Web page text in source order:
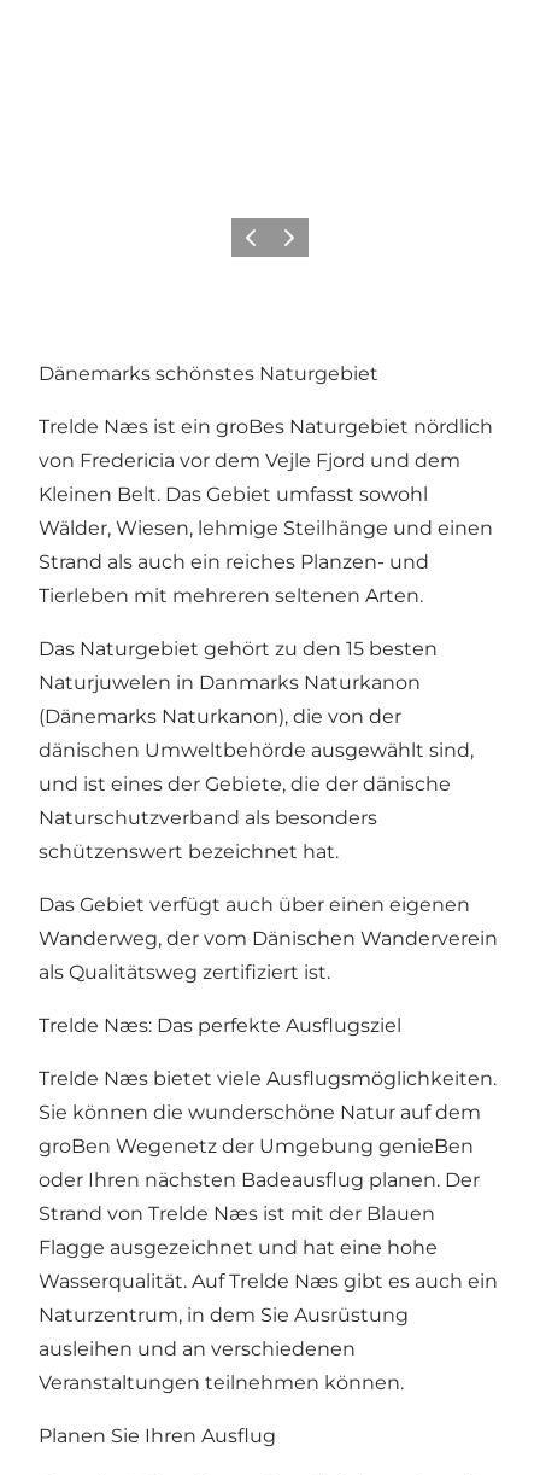
Vorherige Folie
Nächste Folie
Dänemarks schönstes Naturgebiet
Trelde Næs ist ein groBes Naturgebiet nördlich
von Fredericia vor dem Vejle Fjord und dem
Kleinen Belt. Das Gebiet umfasst sowohl
Wälder, Wiesen, lehmige Steilhänge und einen
Strand als auch ein reiches Planzen- und
Tierleben mit mehreren seltenen Arten.
Das Naturgebiet gehört zu den 15 besten
Naturjuwelen in Danmarks Naturkanon
(Dänemarks Naturkanon), die von der
dänischen Umweltbehörde ausgewählt sind,
und ist eines der Gebiete, die der dänische
Naturschutzverband als besonders
schützenswert bezeichnet hat.
Das Gebiet verfügt auch über einen eigenen
Wanderweg, der vom Dänischen Wanderverein
als Qualitätsweg zertifiziert ist.
Trelde Næs: Das perfekte Ausflugsziel
Trelde Næs bietet viele Ausflugsmöglichkeiten.
Sie können die wunderschöne Natur auf dem
groBen Wegenetz der Umgebung genieBen
oder Ihren nächsten Badeausflug planen. Der
Strand von Trelde Næs ist mit der Blauen
Flagge ausgezeichnet und hat eine hohe
Wasserqualität. Auf Trelde Næs gibt es auch ein
Naturzentrum, in dem Sie Ausrüstung
ausleihen und an verschiedenen
Veranstaltungen teilnehmen können.
Planen Sie Ihren Ausflug